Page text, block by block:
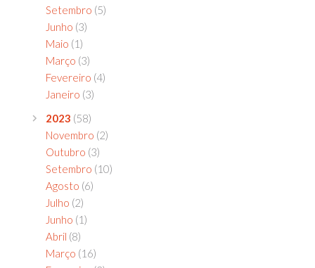
Setembro (5)
Junho (3)
Maio (1)
Março (3)
Fevereiro (4)
Janeiro (3)
2023 (58)
Novembro (2)
Outubro (3)
Setembro (10)
Agosto (6)
Julho (2)
Junho (1)
Abril (8)
Março (16)